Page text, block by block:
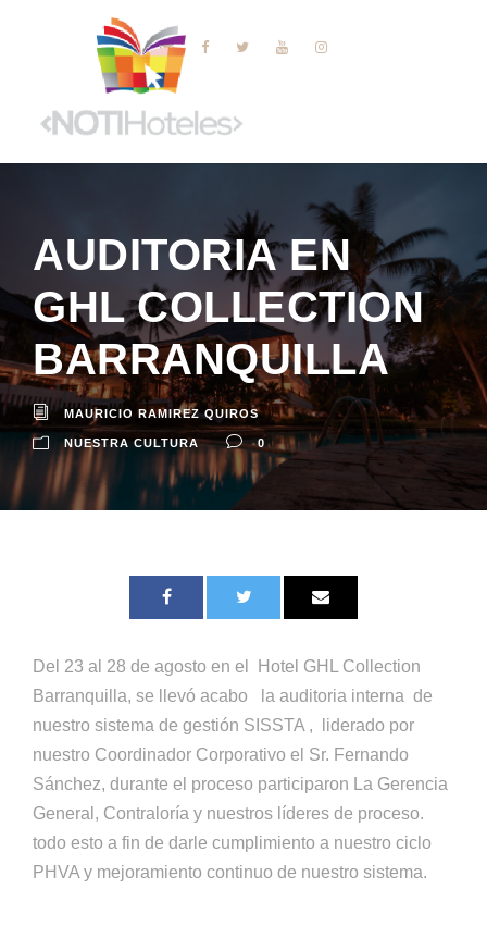
AUDITORIA EN
GHL COLLECTION
BARRANQUILLA
MAURICIO RAMIREZ QUIROS
NUESTRA CULTURA 0
Del 23 al 28 de agosto en el Hotel GHL Collection
Barranquilla, se llevó acabo la auditoria interna de
nuestro sistema de gestión SISSTA , liderado por
nuestro Coordinador Corporativo el Sr. Fernando
Sánchez, durante el proceso participaron La Gerencia
General, Contraloría y nuestros líderes de proceso.
todo esto a fin de darle cumplimiento a nuestro ciclo
PHVA y mejoramiento continuo de nuestro sistema.